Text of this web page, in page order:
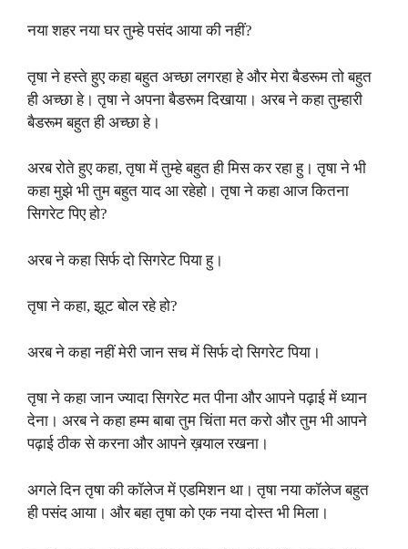
नया शहर नया घर तुम्हे पसंद आया की नहीं?
तृषा ने हस्ते हुए कहा बहुत अच्छा लगरहा हे और मेरा बैडरूम तो बहुत
ही अच्छा हे। तृषा ने अपना बैडरूम दिखाया। अरब ने कहा तुम्हारी
बैडरूम बहुत ही अच्छा हे।
अरब रोते हुए कहा, तृषा में तुम्हे बहुत ही मिस कर रहा हु। तृषा ने भी
कहा मुझे भी तुम बहुत याद आ रहेहो। तृषा ने कहा आज कितना
सिगरेट पिए हो?
अरब ने कहा सिर्फ दो सिगरेट पिया हु।
तृषा ने कहा, झूट बोल रहे हो?
अरब ने कहा नहीं मेरी जान सच में सिर्फ दो सिगरेट पिया।
तृषा ने कहा जान ज्यादा सिगरेट मत पीना और आपने पढ़ाई में ध्यान
देना। अरब ने कहा हम्म बाबा तुम चिंता मत करो और तुम भी आपने
पढ़ाई ठीक से करना और आपने ख़याल रखना।
अगले दिन तृषा की कॉलेज में एडमिशन था। तृषा नया कॉलेज बहुत
ही पसंद आया। और बहा तृषा को एक नया दोस्त भी मिला।